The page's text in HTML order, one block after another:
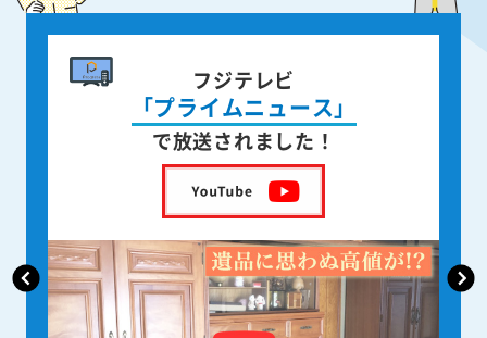
書籍出版
身近な人が
亡くなった後の遺品整理
を出版しました！